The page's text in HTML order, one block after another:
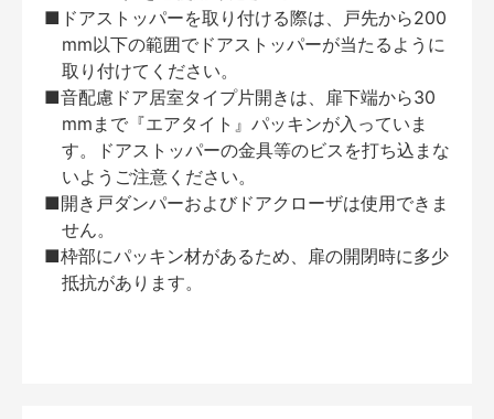
■ドアストッパーを取り付ける際は、戸先から200
mm以下の範囲でドアストッパーが当たるように
取り付けてください。
■音配慮ドア居室タイプ片開きは、扉下端から30
mmまで『エアタイト』パッキンが入っていま
す。ドアストッパーの金具等のビスを打ち込まな
いようご注意ください。
■開き戸ダンパーおよびドアクローザは使用できま
せん。
■枠部にパッキン材があるため、扉の開閉時に多少
抵抗があります。